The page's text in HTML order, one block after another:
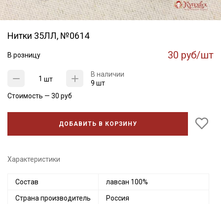
Нитки 35ЛЛ, №0614
В розницу 30 руб/шт
шт
В наличии
9 шт
Стоимость — 30 руб
ДОБАВИТЬ В КОРЗИНУ
Характеристики
Состав лавсан 100%
Страна производитель Россия
Секретная рассылка от Купава